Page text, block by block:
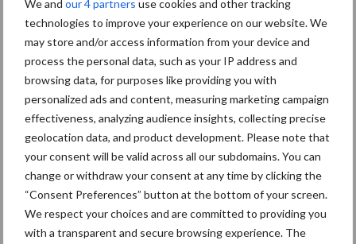
We and our 4 partners use cookies and other tracking
technologies to improve your experience on our website. We
may store and/or access information from your device and
process the personal data, such as your IP address and
browsing data, for purposes like providing you with
personalized ads and content, measuring marketing campaign
effectiveness, analyzing audience insights, collecting precise
geolocation data, and product development. Please note that
your consent will be valid across all our subdomains. You can
change or withdraw your consent at any time by clicking the
“Consent Preferences” button at the bottom of your screen.
We respect your choices and are committed to providing you
with a transparent and secure browsing experience. The
“Grond is ons canvas”
Groenbedekkers voor een
gezonde landbouwbodem